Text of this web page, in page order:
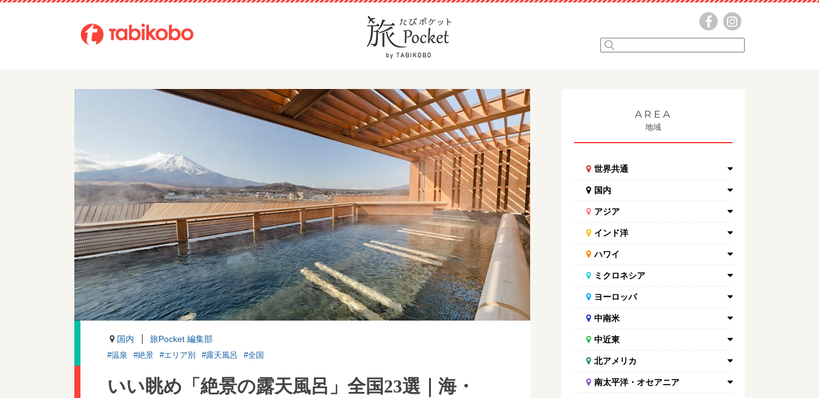
国内 旅Pocket 編集部
#温泉 #絶景 #エリア別 #露天風呂 #全国
いい眺め「絶景の露天風呂」全国23選｜海・
AREA
地域
世界共通
国内
アジア
インド洋
ハワイ
ミクロネシア
ヨーロッパ
中南米
中近東
北アメリカ
南太平洋・オセアニア